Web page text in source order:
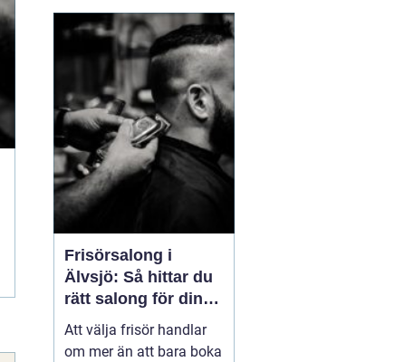
ofta kommer direkt när
en maskin är ny.
Samtidigt kräver ett
andrahandsköp mer
eftertanke. Den som vill
köpa
Frisörsalong i
Älvsjö: Så hittar du
rätt salong för din
stil och vardag
Att välja frisör handlar
om mer än att bara boka